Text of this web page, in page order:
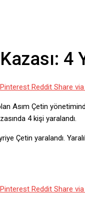
4
Pinterest Reddit Share via
Asım Çetin
4 kişi yaralandı.
Çetin yaralandı.
Pinterest Reddit Share via